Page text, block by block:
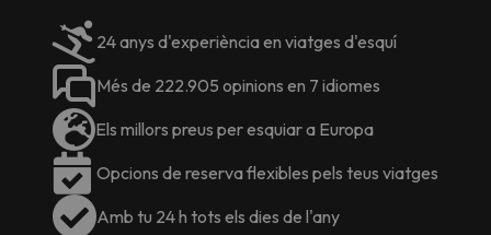
24 anys d'experiència en viatges d'esquí
Més de 222.905 opinions en 7 idiomes
Els millors preus per esquiar a Europa
Opcions de reserva flexibles pels teus viatges
Amb tu 24 h tots els dies de l'any